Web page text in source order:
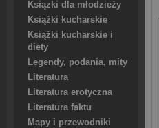
Ksiązki dla młodzieży
Książki kucharskie
Książki kucharskie i
diety
Legendy, podania, mity
Literatura
Literatura erotyczna
Literatura faktu
Mapy i przewodniki